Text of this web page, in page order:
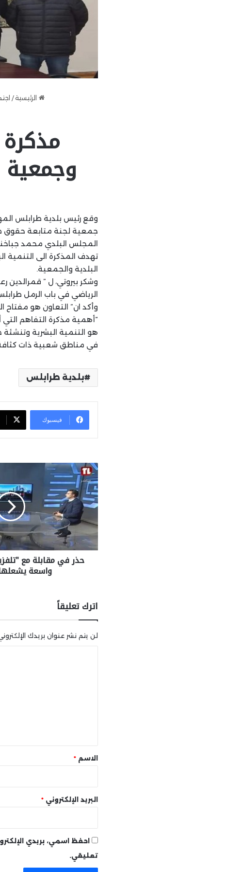
الرئيسية/
وقع رئيس بلدية طرابلس
جمعية لجنة متابعة حقوق
المجلس البلدي محمد
تهدف المذكرة الى التنمية
البلدية والجمعية.
وشكر بيروتي، ل ” قمرالدين
الرياضي في باب الرمل
وأكد ان” التعاون هو مفتاح
“أهمية مذكرة التفاهم التي
هو التنمية البشرية وتنشئة
في مناطق شعبية ذات
بلدية طرابلس
فيسبوك
حذر في مقابلة مع
واسعة
اترك تعليقاً
لن يتم نشر عنوان بريدك
* الاسم *
البريد الإلكتروني *
احفظ اسمي، بريدي
تعليقي.